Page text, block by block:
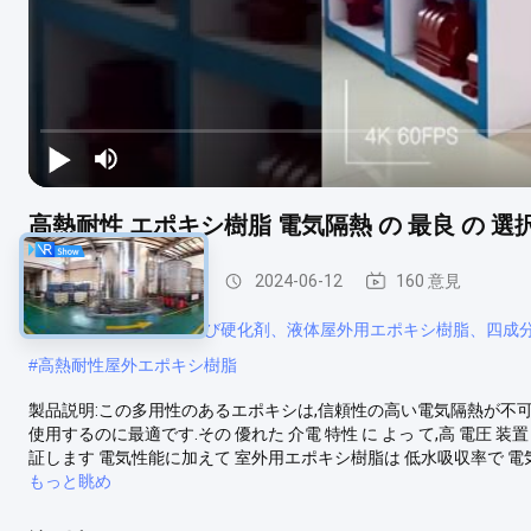
高熱耐性 エポキシ樹脂 電気隔熱 の 最良 の 選
屋外用エポキシ樹脂 2024-06-12 160 意見
#液体エポキシ樹脂および硬化剤、液体屋外用エポキシ樹脂、四成
#高熱耐性屋外エポキシ樹脂
製品説明:この多用性のあるエポキシは,信頼性の高い電気隔熱が
使用するのに最適です.その 優れた 介電 特性 に よっ て,高 電圧 装
証します 電気性能に加えて 室外用エポキシ樹脂は 低水吸収率で
もっと眺め